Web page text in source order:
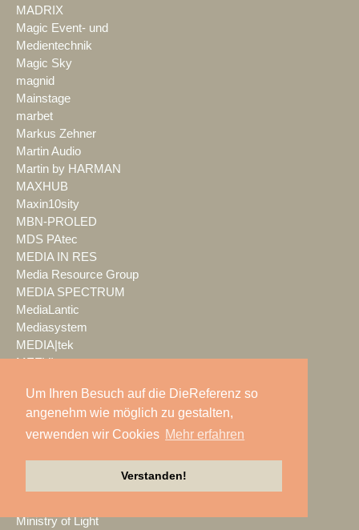
Um Ihren Besuch auf die DieReferenz so
angenehm wie möglich zu gestalten,
verwenden wir Cookies Mehr erfahren
Verstanden!
MADRIX
Magic Event- und
Medientechnik
Magic Sky
magnid
Mainstage
marbet
Markus Zehner
Martin Audio
Martin by HARMAN
MAXHUB
Maxin10sity
MBN-PROLED
MDS PAtec
MEDIA IN RES
Media Resource Group
MEDIA SPECTRUM
MediaLantic
Mediasystem
MEDIA|tek
MEEVI-rent
Megaforce
MEGATECH
Merging Technologies
Ministry of Light